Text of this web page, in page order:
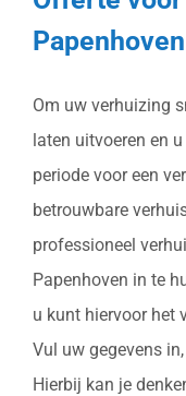
Om uw verhuizing
laten uitvoeren en
periode voor een
betrouwbare
professioneel
Papenhoven in te
u kunt hiervoor het
Vul uw gegevens
Hierbij kan je